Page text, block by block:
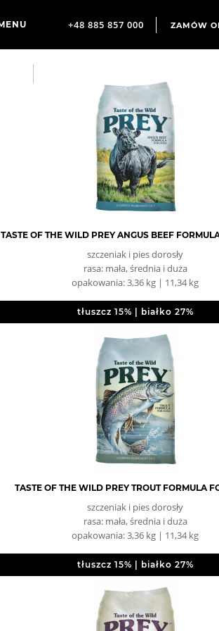
+48 885 857 000 ZAMÓW
TASTE OF THE WILD PREY ANGUS BEEF
szczeniak i pies dorosły
rasa: mała, średnia i duża
opakowania: 3,36 kg | 11,34 kg
tłuszcz 15% | białko 27%
TASTE OF THE WILD PREY TROUT FORMULA
szczeniak i pies dorosły
rasa: mała, średnia i duża
opakowania: 3,36 kg | 11,34 kg
tłuszcz 15% | białko 27%